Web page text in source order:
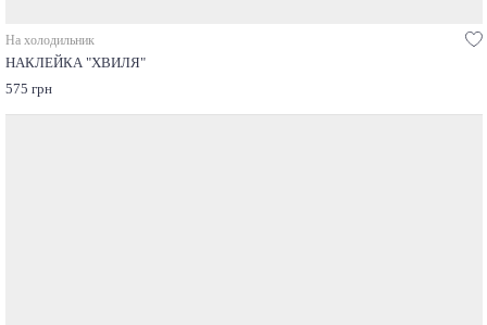
На холодильник
НАКЛЕЙКА "ХВИЛЯ"
575 грн